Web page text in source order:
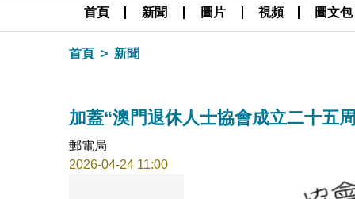
首頁 新聞 圖片 視頻 圖文包
首頁 新聞
加蓋“澳門退休人士協會成立二十五
郵電局
2026-04-24 11:00